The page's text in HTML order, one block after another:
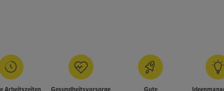
Arbeitszeiten Gesundheitsvorsorge
Gute